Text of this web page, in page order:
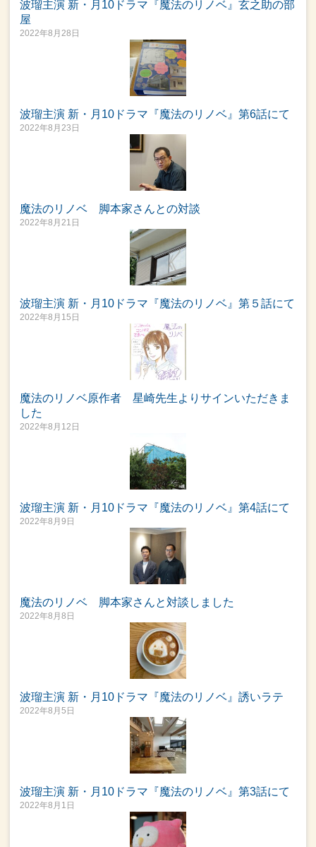
波瑠主演 新・月10ドラマ『魔法のリノベ』玄之助の部
屋
2022年8月28日
波瑠主演 新・月10ドラマ『魔法のリノベ』第6話にて
2022年8月23日
魔法のリノベ 脚本家さんとの対談
2022年8月21日
波瑠主演 新・月10ドラマ『魔法のリノベ』第５話にて
2022年8月15日
魔法のリノベ原作者 星崎先生よりサインいただきま
した
2022年8月12日
波瑠主演 新・月10ドラマ『魔法のリノベ』第4話にて
2022年8月9日
魔法のリノベ 脚本家さんと対談しました
2022年8月8日
波瑠主演 新・月10ドラマ『魔法のリノベ』誘いラテ
2022年8月5日
波瑠主演 新・月10ドラマ『魔法のリノベ』第3話にて
2022年8月1日